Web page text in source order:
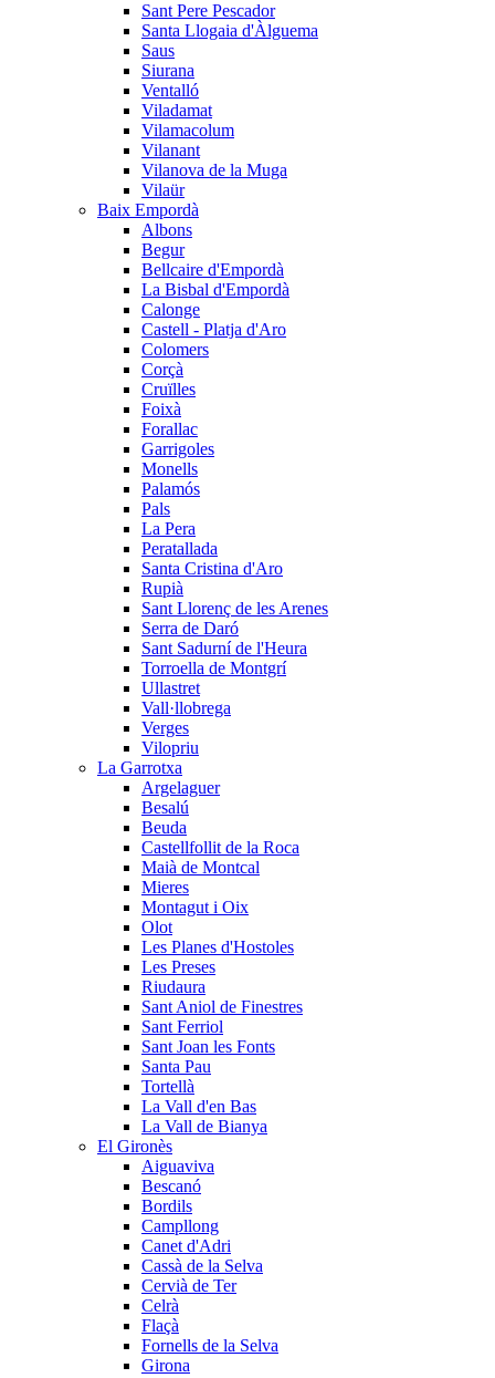
Sant Pere Pescador
Santa Llogaia d'Àlguema
Saus
Siurana
Ventalló
Viladamat
Vilamacolum
Vilanant
Vilanova de la Muga
Vilaür
Baix Empordà
Albons
Begur
Bellcaire d'Empordà
La Bisbal d'Empordà
Calonge
Castell - Platja d'Aro
Colomers
Corçà
Cruïlles
Foixà
Forallac
Garrigoles
Monells
Palamós
Pals
La Pera
Peratallada
Santa Cristina d'Aro
Rupià
Sant Llorenç de les Arenes
Serra de Daró
Sant Sadurní de l'Heura
Torroella de Montgrí
Ullastret
Vall·llobrega
Verges
Vilopriu
La Garrotxa
Argelaguer
Besalú
Beuda
Castellfollit de la Roca
Maià de Montcal
Mieres
Montagut i Oix
Olot
Les Planes d'Hostoles
Les Preses
Riudaura
Sant Aniol de Finestres
Sant Ferriol
Sant Joan les Fonts
Santa Pau
Tortellà
La Vall d'en Bas
La Vall de Bianya
El Gironès
Aiguaviva
Bescanó
Bordils
Campllong
Canet d'Adri
Cassà de la Selva
Cervià de Ter
Celrà
Flaçà
Fornells de la Selva
Girona